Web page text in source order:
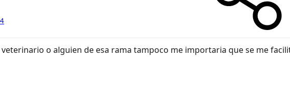
veterinario o alguien de esa rama tampoco me importaria que se me